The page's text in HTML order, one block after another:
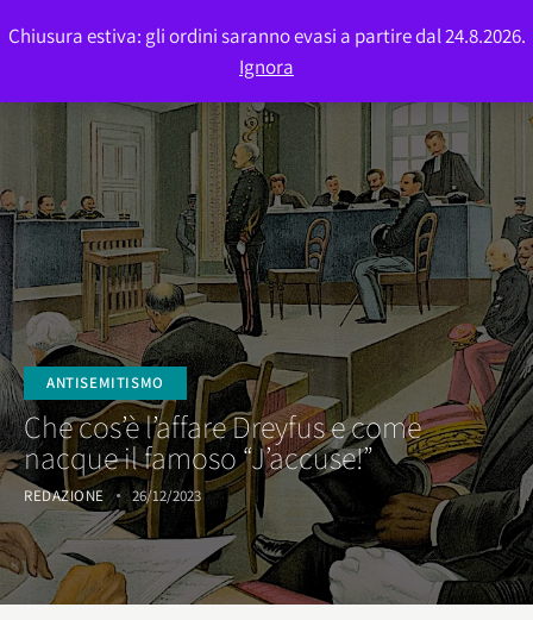
ANTISEMITISMO
Che cos’è l’affare Dreyfus e come
nacque il famoso “J’accuse!”
REDAZIONE 26/12/2023
Chiusura estiva: gli ordini saranno evasi a partire dal 24.8.2026.
Ignora